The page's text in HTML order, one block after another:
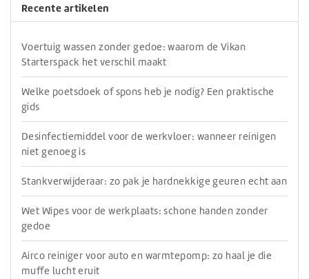
Recente artikelen
Voertuig wassen zonder gedoe: waarom de Vikan
Starterspack het verschil maakt
Welke poetsdoek of spons heb je nodig? Een praktische
gids
Desinfectiemiddel voor de werkvloer: wanneer reinigen
niet genoeg is
Stankverwijderaar: zo pak je hardnekkige geuren echt aan
Wet Wipes voor de werkplaats: schone handen zonder
gedoe
Airco reiniger voor auto en warmtepomp: zo haal je die
muffe lucht eruit